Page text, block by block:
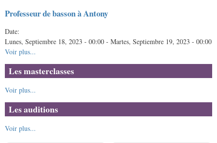
Professeur de basson à Antony
Date:
Lunes, Septiembre 18, 2023 - 00:00 - Martes, Septiembre 19, 2023 - 00:00
Voir plus...
Les masterclasses
Voir plus...
Les auditions
Voir plus...